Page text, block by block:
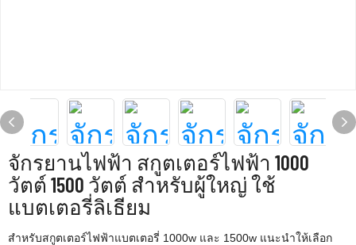
จักรยานไฟฟ้า สกูตเตอร์ไฟฟ้า 1000
วัตต์ 1500 วัตต์ สำหรับผู้ใหญ่ ใช้
แบตเตอรี่ลิเธียม
สำหรับสกูตเตอร์ไฟฟ้าแบตเตอรี่ 1000w และ 1500w แนะนำให้เลือก